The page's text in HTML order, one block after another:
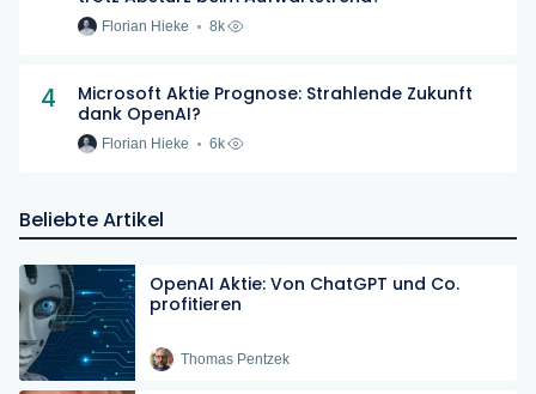
Florian Hieke 8k
4
Microsoft Aktie Prognose: Strahlende Zukunft
dank OpenAI?
Florian Hieke 6k
Beliebte Artikel
OpenAI Aktie: Von ChatGPT und Co.
profitieren
Thomas Pentzek